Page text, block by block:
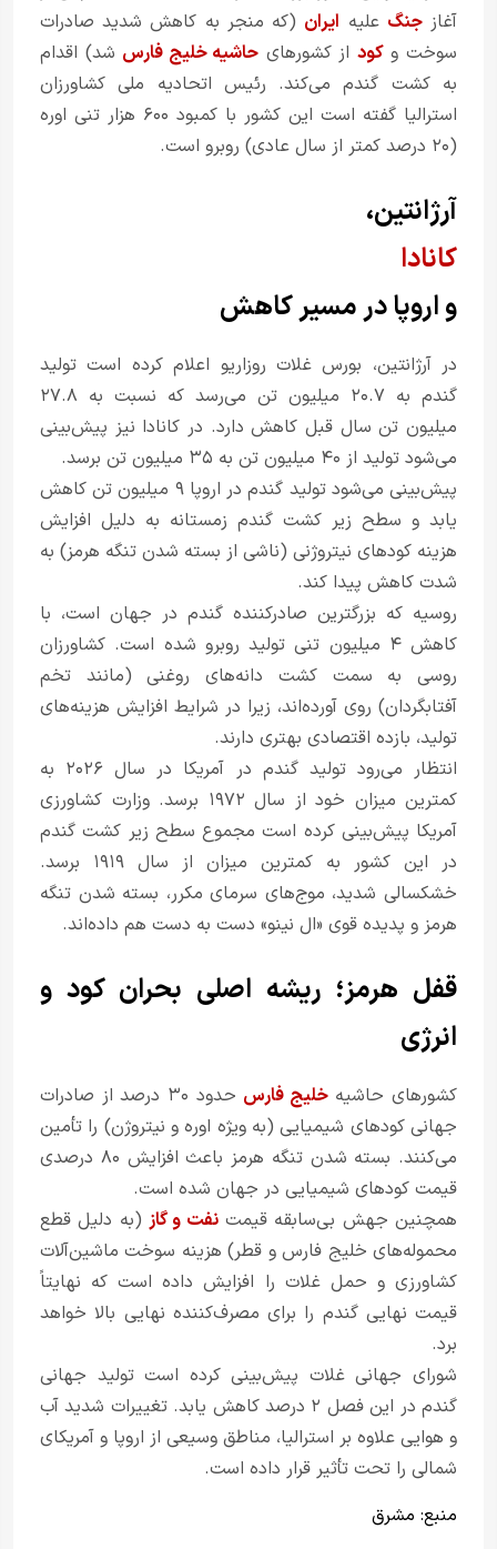
آغازجنگ علیه ایران (که منجر به کاهش شدید صادرات
سوخت وکود از کشورهای حاشیه خلیج فارس شد) اقدام
به کشت گندم می‌کند. رئیس اتحادیه ملی کشاورزان
استرالیا گفته است این کشور با کمبود ۶۰۰ هزار تنی اوره
(۲۰ درصد کمتر از سال عادی) روبرو است.
آرژانتین،
کانادا
و اروپا در مسیر کاهش
در آرژانتین، بورس غلات روزاریو اعلام کرده است تولید
گندم به ۲۰.۷ میلیون تن می‌رسد که نسبت به ۲۷.۸
میلیون تن سال قبل کاهش دارد. در کانادا نیز پیش‌بینی
می‌شود تولید از ۴۰ میلیون تن به ۳۵ میلیون تن برسد.
پیش‌بینی می‌شود تولید گندم در اروپا ۹ میلیون تن کاهش
یابد و سطح زیر کشت گندم زمستانه به دلیل افزایش
هزینه کودهای نیتروژنی (ناشی از بسته شدن تنگه هرمز) به
شدت کاهش پیدا کند.
روسیه که بزرگترین صادرکننده گندم در جهان است، با
کاهش ۴ میلیون تنی تولید روبرو شده است. کشاورزان
روسی به سمت کشت دانه‌های روغنی (مانند تخم
آفتابگردان) روی آورده‌اند، زیرا در شرایط افزایش هزینه‌های
تولید، بازده اقتصادی بهتری دارند.
انتظار می‌رود تولید گندم در آمریکا در سال ۲۰۲۶ به
کمترین میزان خود از سال ۱۹۷۲ برسد. وزارت کشاورزی
آمریکا پیش‌بینی کرده است مجموع سطح زیر کشت گندم
در این کشور به کمترین میزان از سال ۱۹۱۹ برسد.
خشکسالی شدید، موج‌های سرمای مکرر، بسته شدن تنگه
هرمز و پدیده قوی «ال نینو» دست به دست هم داده‌اند.
قفل هرمز؛ ریشه اصلی بحران کود و
انرژی
کشورهای حاشیهخلیج فارس
حدود ۳۰ درصد از صادرات
جهانی کودهای شیمیایی (به ویژه اوره و نیتروژن) را تأمین
می‌کنند. بسته شدن تنگه هرمز باعث افزایش ۸۰ درصدی
قیمت کودهای شیمیایی در جهان شده است.
همچنین جهش بی‌سابقه قیمتنفت و گاز (به دلیل قطع
محموله‌های خلیج فارس و قطر) هزینه سوخت ماشین‌آلات
کشاورزی و حمل غلات را افزایش داده است که نهایتاً
قیمت نهایی گندم را برای مصرف‌کننده نهایی بالا خواهد
برد.
شورای جهانی غلات پیش‌بینی کرده است تولید جهانی
گندم در این فصل ۲ درصد کاهش یابد. تغییرات شدید آب
و هوایی علاوه بر استرالیا، مناطق وسیعی از اروپا و آمریکای
شمالی را تحت تأثیر قرار داده است.
منبع: مشرق